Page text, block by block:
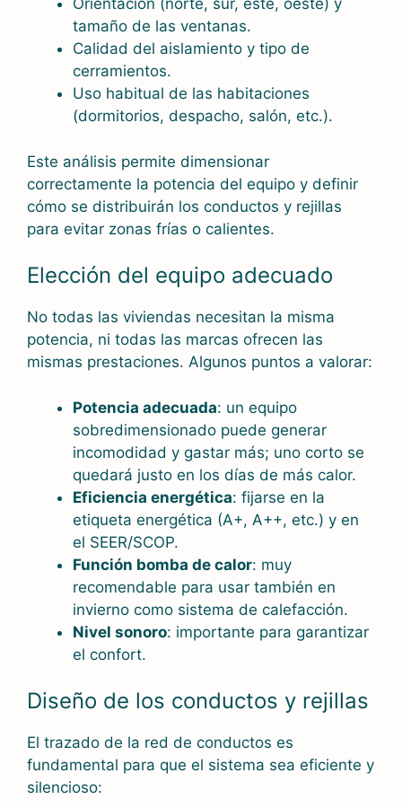
Orientación (norte, sur, este, oeste) y
tamaño de las ventanas.
Calidad del aislamiento y tipo de
cerramientos.
Uso habitual de las habitaciones
(dormitorios, despacho, salón, etc.).
Este análisis permite dimensionar
correctamente la potencia del equipo y definir
cómo se distribuirán los conductos y rejillas
para evitar zonas frías o calientes.
Elección del equipo adecuado
No todas las viviendas necesitan la misma
potencia, ni todas las marcas ofrecen las
mismas prestaciones. Algunos puntos a valorar:
Potencia adecuada: un equipo
sobredimensionado puede generar
incomodidad y gastar más; uno corto se
quedará justo en los días de más calor.
Eficiencia energética: fijarse en la
etiqueta energética (A+, A++, etc.) y en
el SEER/SCOP.
Función bomba de calor: muy
recomendable para usar también en
invierno como sistema de calefacción.
Nivel sonoro: importante para garantizar
el confort.
Diseño de los conductos y rejillas
El trazado de la red de conductos es
fundamental para que el sistema sea eficiente y
silencioso: